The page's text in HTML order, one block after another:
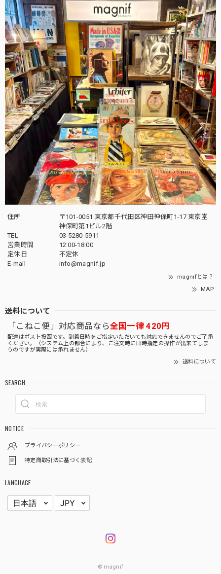
住所
〒101-0051 東京都千代田区神田神保町1-17 東京堂
神保町第1ビル2階
TEL
03-5280-5911
営業時間
12:00-18:00
定休日
不定休
E-mail
info@magnif.jp
magnifとは？
MAP
送料について
「こねこ便」対応商品なら全国一律 420円
配達はポスト投函です。到着日時をご指定いただいても対応できませんのでご了承
ください。（システム上の都合により、ご注文時に日時指定の操作が出来てしま
うのですが実際には承れません）
送料について
SEARCH
NOTICE
プライバシーポリシー
特定商取引法に基づく表記
LANGUAGE
© magnif